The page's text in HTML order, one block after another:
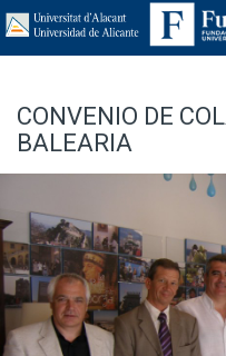
CONVENIO DE
BALEARIA